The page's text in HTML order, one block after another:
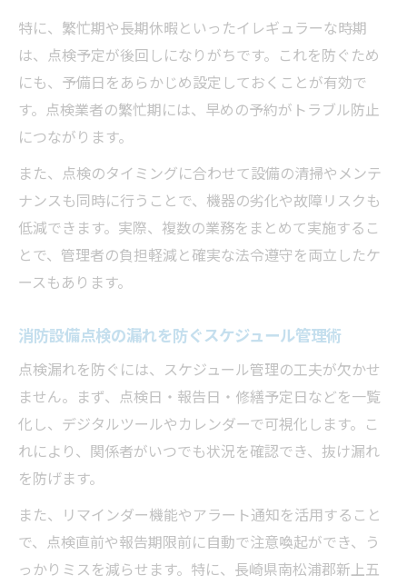
特に、繁忙期や長期休暇といったイレギュラーな時期
は、点検予定が後回しになりがちです。これを防ぐため
にも、予備日をあらかじめ設定しておくことが有効で
す。点検業者の繁忙期には、早めの予約がトラブル防止
につながります。
また、点検のタイミングに合わせて設備の清掃やメンテ
ナンスも同時に行うことで、機器の劣化や故障リスクも
低減できます。実際、複数の業務をまとめて実施するこ
とで、管理者の負担軽減と確実な法令遵守を両立したケ
ースもあります。
消防設備点検の漏れを防ぐスケジュール管理術
点検漏れを防ぐには、スケジュール管理の工夫が欠かせ
ません。まず、点検日・報告日・修繕予定日などを一覧
化し、デジタルツールやカレンダーで可視化します。こ
れにより、関係者がいつでも状況を確認でき、抜け漏れ
を防げます。
また、リマインダー機能やアラート通知を活用すること
で、点検直前や報告期限前に自動で注意喚起ができ、う
っかりミスを減らせます。特に、長崎県南松浦郡新上五